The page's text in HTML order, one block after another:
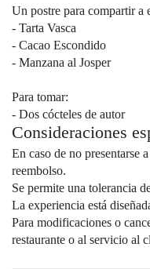
Un postre para compartir a
- Tarta Vasca
- Cacao Escondido
- Manzana al Josper
Para tomar:
- Dos cócteles de autor
Consideraciones
En caso de no presentarse
reembolso.
Se permite una tolerancia
La experiencia está
Para modificaciones o
restaurante o al servicio al